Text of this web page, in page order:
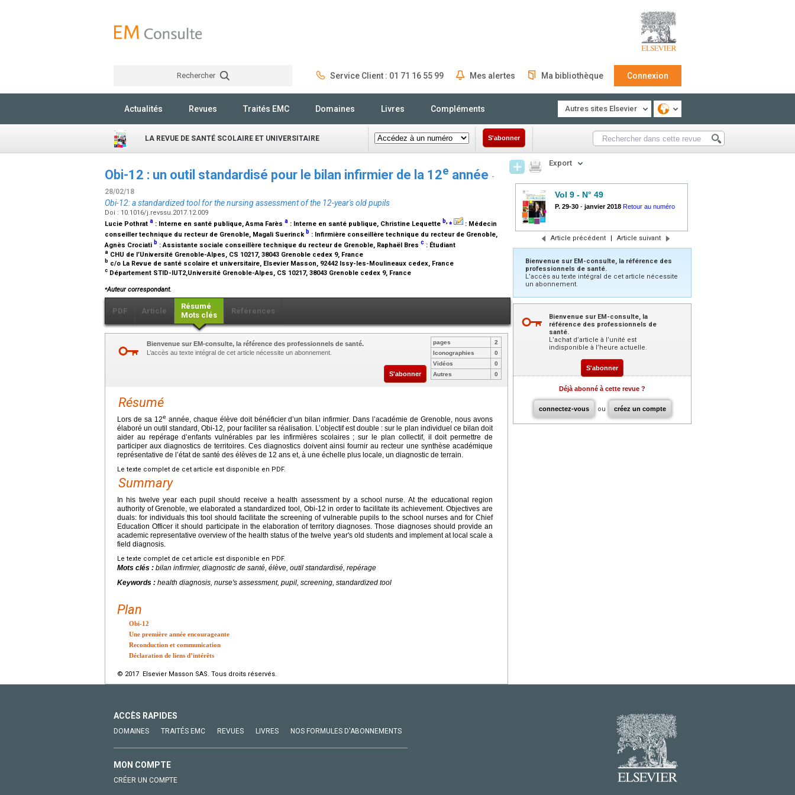
Rechercher Service Client : 01 71 16 55 99 Mes alertes Ma bibliothèque Connexion
Actualités Revues Traités EMC Domaines Livres Compléments Autres sites Elsevier
LA REVUE DE SANTÉ SCOLAIRE ET UNIVERSITAIRE S'abonner
Obi-12 : un outil standardisé pour le bilan infirmier de la 12e année -
28/02/18
Obi-12: a standardized tool for the nursing assessment of the 12-year's old pupils
Doi : 10.1016/j.revssu.2017.12.009
Lucie Pothrat a : Interne en santé publique, Asma Farès a : Interne en santé publique, Christine Lequette b,⁎ : Médecin
conseiller technique du recteur de Grenoble, Magali Suerinck b : Infirmière conseillère technique du recteur de Grenoble,
Agnès Crociati b :Assistante sociale conseillère technique du recteur de Grenoble, Raphaël Bres c : Étudiant
a CHU de l’Université Grenoble-Alpes, CS 10217, 38043 Grenoble cedex 9, France
b c/o La Revue de santé scolaire et universitaire, Elsevier Masson, 92442 Issy-les-Moulineaux cedex, France
c Département STID-IUT2,Université Grenoble-Alpes, CS 10217, 38043 Grenoble cedex 9, France
⁎Auteur correspondant.
PDF Article
Résumé
Mots clés
Références
Bienvenue sur EM-consulte, la référence des professionnels de santé.
L’accès au texte intégral de cet article nécessite un abonnement.
S'abonner
pages
2
Iconographies
0
Vidéos
0
Autres
0
Résumé
Lors de sa 12e année, chaque élève doit bénéficier d’un bilan infirmier. Dans l’académie de Grenoble, nous avons
élaboré un outil standard, Obi-12, pour faciliter sa réalisation. L’objectif est double : sur le plan individuel ce bilan doit
aider au repérage d’enfants vulnérables par les infirmières scolaires ; sur le plan collectif, il doit permettre de
participer aux diagnostics de territoires. Ces diagnostics doivent ainsi fournir au recteur une synthèse académique
représentative de l’état de santé des élèves de 12 ans et, à une échelle plus locale, un diagnostic de terrain.
Le texte complet de cet article est disponible en PDF.
Summary
In his twelve year each pupil should receive a health assessment by a school nurse. At the educational region
authority of Grenoble, we elaborated a standardized tool, Obi-12 in order to facilitate its achievement. Objectives are
duals: for individuals this tool should facilitate the screening of vulnerable pupils to the school nurses and for Chief
Education Officer it should participate in the elaboration of territory diagnoses. Those diagnoses should provide an
academic representative overview of the health status of the twelve year's old students and implement at local scale a
field diagnosis.
Le texte complet de cet article est disponible en PDF.
Mots clés : bilan infirmier, diagnostic de santé, élève, outil standardisé, repérage
Keywords : health diagnosis, nurse's assessment, pupil, screening, standardized tool
Plan
Obi-12
Une première année encourageante
Reconduction et communication
Déclaration de liens d’intérêts
© 2017 Elsevier Masson SAS. Tous droits réservés.
Export
Vol 9 - N° 49
P. 29-30 - janvier 2018 Retour au numéro
Article précédent | Article suivant
Bienvenue sur EM-consulte, la référence des
professionnels de santé.
L’accès au texte intégral de cet article nécessite
un abonnement.
Bienvenue sur EM-consulte, la
référence des professionnels de
santé.
L’achat d’article à l’unité est
indisponible à l’heure actuelle.
S'abonner
Déjà abonné à cette revue ?
connectez-vous ou créez un compte
ACCÈS RAPIDES
DOMAINES TRAITÉS EMC REVUES LIVRES NOS FORMULES D'ABONNEMENTS
MON COMPTE
CRÉER UN COMPTE